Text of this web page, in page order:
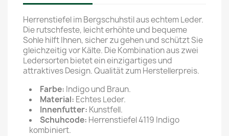
Herrenstiefel im Bergschuhstil aus echtem Leder.
Die rutschfeste, leicht erhöhte und bequeme
Sohle hilft Ihnen, sicher zu gehen und schützt Sie
gleichzeitig vor Kälte. Die Kombination aus zwei
Ledersorten bietet ein einzigartiges und
attraktives Design. Qualität zum Herstellerpreis.
Farbe: Indigo und Braun.
Material: Echtes Leder.
Innenfutter: Kunstfell.
Schuhcode: Herrenstiefel 4119 Indigo
kombiniert.